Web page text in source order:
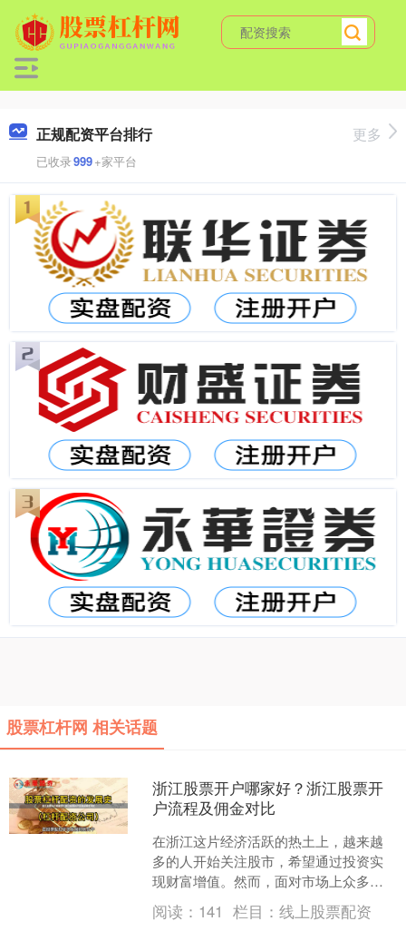
正规配资平台排行
已收录999+家平台
更多
股票杠杆网 相关话题
浙江股票开户哪家好？浙江股票开
户流程及佣金对比
在浙江这片经济活跃的热土上，越来越
多的人开始关注股市，希望通过投资实
现财富增值。然而，面对市场上众多的
证券公司，许多新手投资者都会感到困
惑：**浙江股票开户哪家....
阅读： 141 栏目：线上股票配资